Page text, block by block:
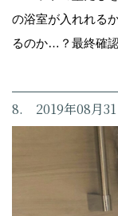
の浴室が入れれる
るのか…？最終確
8. 2019年08月31